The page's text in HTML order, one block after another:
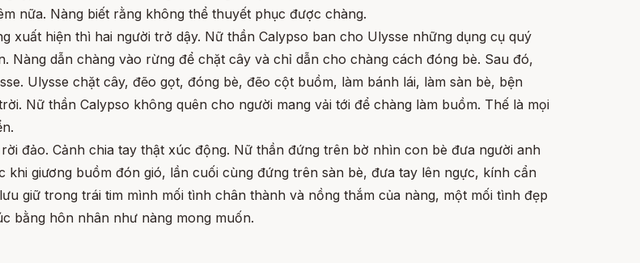
nữa. Nàng biết rằng không thể thuyết phục được chàng.
xuất hiện thì hai người trở dậy. Nữ thần Calypso ban cho Ulysse những dụng cụ quý
Nàng dẫn chàng vào rừng để chặt cây và chỉ dẫn cho chàng cách đóng bè. Sau đó,
Ulysse chặt cây, đẽo gọt, đóng bè, đẽo cột buồm, làm bánh lái, làm sàn bè, bện
Nữ thần Calypso không quên cho người mang vải tới để chàng làm buồm. Thế là mọi
đảo. Cảnh chia tay thật xúc động. Nữ thần đứng trên bờ nhìn con bè đưa người anh
giương buồm đón gió, lần cuối cùng đứng trên sàn bè, đưa tay lên ngực, kính cẩn
giữ trong trái tim mình mối tình chân thành và nồng thắm của nàng, một mối tình đẹp
bằng hôn nhân như nàng mong muốn.